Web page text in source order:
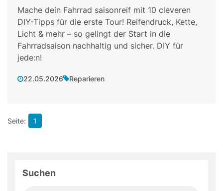
Mache dein Fahrrad saisonreif mit 10 cleveren
DIY-Tipps für die erste Tour! Reifendruck, Kette,
Licht & mehr – so gelingt der Start in die
Fahrradsaison nachhaltig und sicher. DIY für
jede:n!
22.05.2026 Reparieren
1
Suchen